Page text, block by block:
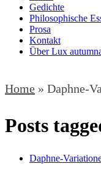
Gedichte
Philosophische
Prosa
Kontakt
Über Lux
Home » Daphne-
Posts
Daphne-